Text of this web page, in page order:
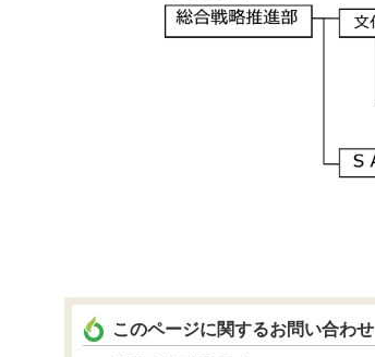
このページに関するお問い合わせ